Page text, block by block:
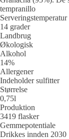
tempranillo
Serveringstemperatur
14 grader
Landbrug
Økologisk
Alkohol
14%
Allergener
Indeholder sulfitter
Størrelse
0,75l
Produktion
3419 flasker
Gemmepotentiale
Drikkes innden 2030